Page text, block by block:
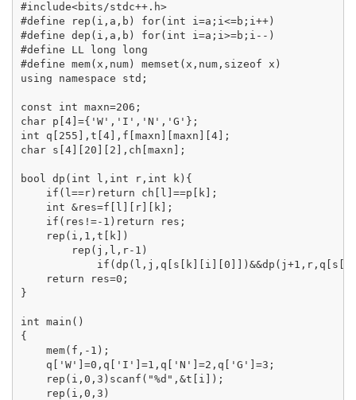
#include<bits/stdc++.h>
#define rep(i,a,b) for(int i=a;i<=b;i++)
#define dep(i,a,b) for(int i=a;i>=b;i--)
#define LL long long
#define mem(x,num) memset(x,num,sizeof x)
using namespace std;
const int maxn=206;
char p[4]={'W','I','N','G'};
int q[255],t[4],f[maxn][maxn][4];
char s[4][20][2],ch[maxn];
bool dp(int l,int r,int k){
    if(l==r)return ch[l]==p[k];
    int &res=f[l][r][k];
    if(res!=-1)return res;
    rep(i,1,t[k])
        rep(j,l,r-1)
    return res=0;
}
int main()
{
    mem(f,-1);
    q['W']=0,q['I']=1,q['N']=2,q['G']=3;
    rep(i,0,3)scanf("%d",&t[i]);
    rep(i,0,3)